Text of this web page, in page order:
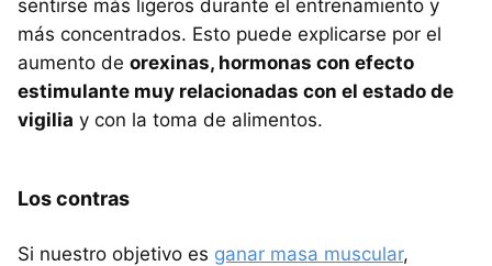
sentirse más ligeros durante el entrenamiento y
más concentrados. Esto puede explicarse por el
aumento de orexinas, hormonas con efecto
estimulante muy relacionadas con el estado de
vigilia y con la toma de alimentos.
Los contras
Si nuestro objetivo es ganar masa muscular,